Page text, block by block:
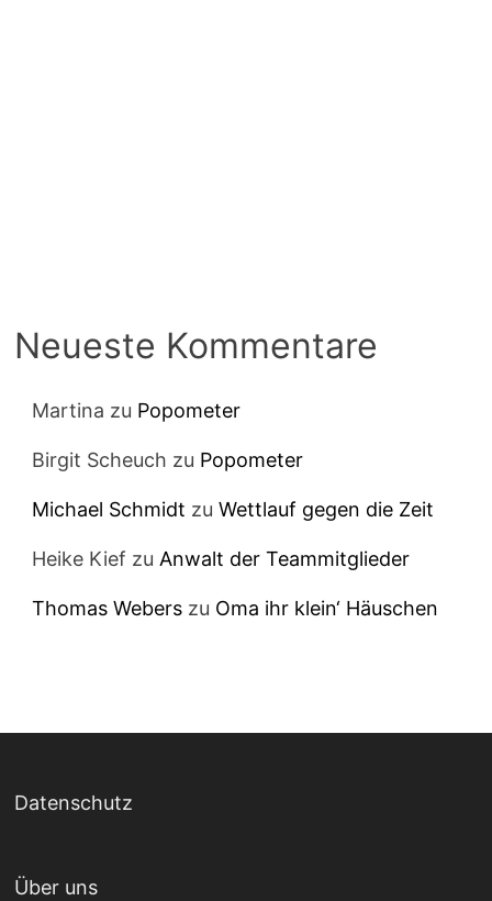
Neueste Kommentare
Martina zu Popometer
Birgit Scheuch zu Popometer
Michael Schmidt zuWettlauf gegen die Zeit
Heike Kief zuAnwalt der Teammitglieder
Thomas Webers zu Oma ihr klein‘ Häuschen
Datenschutz
Über uns